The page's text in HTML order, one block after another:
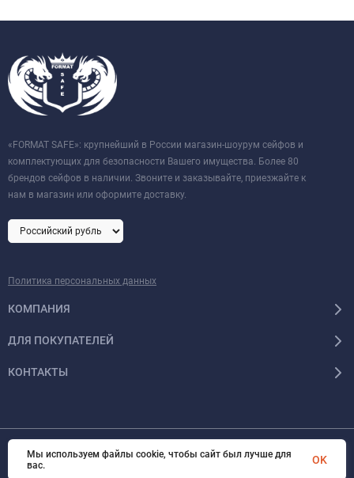
«FORMAT SAFE»: крупнейший в России магазин-шоурум сейфов и
комплектующих для безопасности Вашего имущества. Более 80
брендов сейфов в наличии. Звоните и заказывайте, приезжайте к
нам в магазин или оформите доставку.
Политика персональных данных
КОМПАНИЯ
ДЛЯ ПОКУПАТЕЛЕЙ
КОНТАКТЫ
© 2026 Format-safe.ru Все права защищены
Мы используем файлы cookie, чтобы сайт был лучше для
вас.
OK